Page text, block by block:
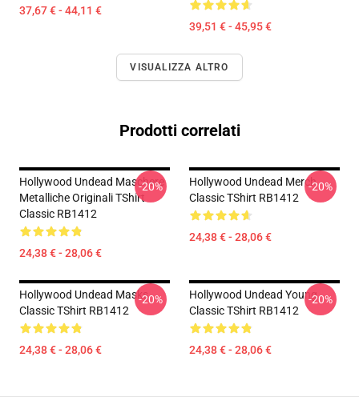
37,67 € - 44,11 €
39,51 € - 45,95 €
VISUALIZZA ALTRO
Prodotti correlati
Hollywood Undead Maschere
Metalliche Originali TShirt
Classic RB1412
24,38 € - 28,06 €
-20%
Hollywood Undead Merch
Classic TShirt RB1412
24,38 € - 28,06 €
-20%
Hollywood Undead Masks
Classic TShirt RB1412
24,38 € - 28,06 €
-20%
Hollywood Undead Young
Classic TShirt RB1412
24,38 € - 28,06 €
-20%